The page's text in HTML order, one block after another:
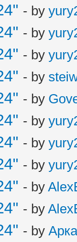
- by
- by
- by
- by
- by
- by
- by
- by
- by
- by
- by